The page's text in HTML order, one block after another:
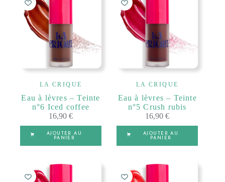
LA CRIQUE
Eau à lèvres – Teinte
n°6 Iced coffee
16,90€
AJOUTER AU
PANIER
LA CRIQUE
Eau à lèvres – Teinte
n°5 Crush rubis
16,90€
AJOUTER AU
PANIER